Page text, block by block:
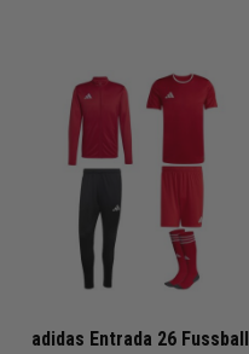
adidas Entrada 26 Fussball